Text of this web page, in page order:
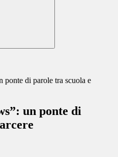
ponte di parole tra scuola e
un ponte di